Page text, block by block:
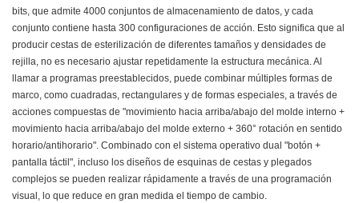
bits, que admite 4000 conjuntos de almacenamiento de datos, y cada
conjunto contiene hasta 300 configuraciones de acción. Esto significa que al
producir cestas de esterilización de diferentes tamaños y densidades de
rejilla, no es necesario ajustar repetidamente la estructura mecánica. Al
llamar a programas preestablecidos, puede combinar múltiples formas de
marco, como cuadradas, rectangulares y de formas especiales, a través de
acciones compuestas de "movimiento hacia arriba/abajo del molde interno +
movimiento hacia arriba/abajo del molde externo + 360° rotación en sentido
horario/antihorario". Combinado con el sistema operativo dual "botón +
pantalla táctil", incluso los diseños de esquinas de cestas y plegados
complejos se pueden realizar rápidamente a través de una programación
visual, lo que reduce en gran medida el tiempo de cambio.